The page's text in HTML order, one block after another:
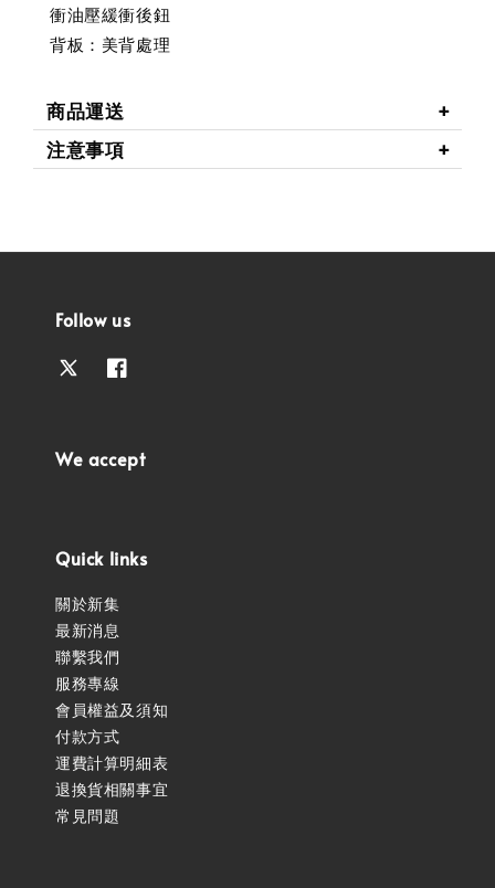
衝油壓緩衝後鈕
背板：美背處理
商品運送
注意事項
Follow us
We accept
Quick links
關於新集
最新消息
聯繫我們
服務專線
會員權益及須知
付款方式
運費計算明細表
退換貨相關事宜
常見問題